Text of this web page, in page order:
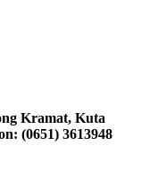
Kramat, Kuta
(0651) 3613948